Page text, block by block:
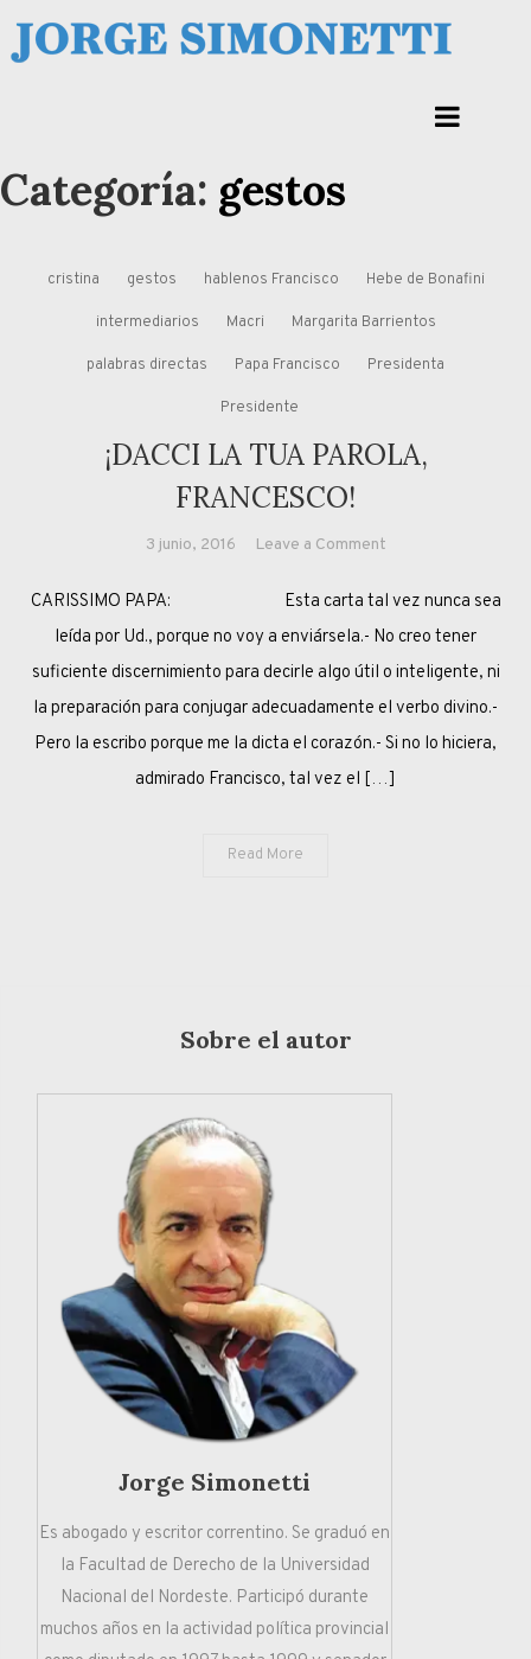
to
Jorge Eduardo Simonetti
Categoría: gestos
cristina gestos hablenos Francisco Hebe de Bonafini
intermediarios Macri Margarita Barrientos
palabras directas Papa Francisco Presidenta
Presidente
¡DACCI LA TUA PAROLA,
FRANCESCO!
3 junio, 2016 Leave a Commenton
LA
TUA
PAROLA,
CARISSIMO PAPA: Esta carta tal vez nunca sea
leída por Ud., porque no voy a enviársela.- No creo tener
suficiente discernimiento para decirle algo útil o inteligente, ni
la preparación para conjugar adecuadamente el verbo divino.-
Pero la escribo porque me la dicta el corazón.- Si no lo hiciera,
admirado Francisco, tal vez el […]
Read More
Sobre el autor
Jorge Simonetti
Es abogado y escritor correntino. Se graduó en
la Facultad de Derecho de la Universidad
Nacional del Nordeste. Participó durante
muchos años en la actividad política provincial